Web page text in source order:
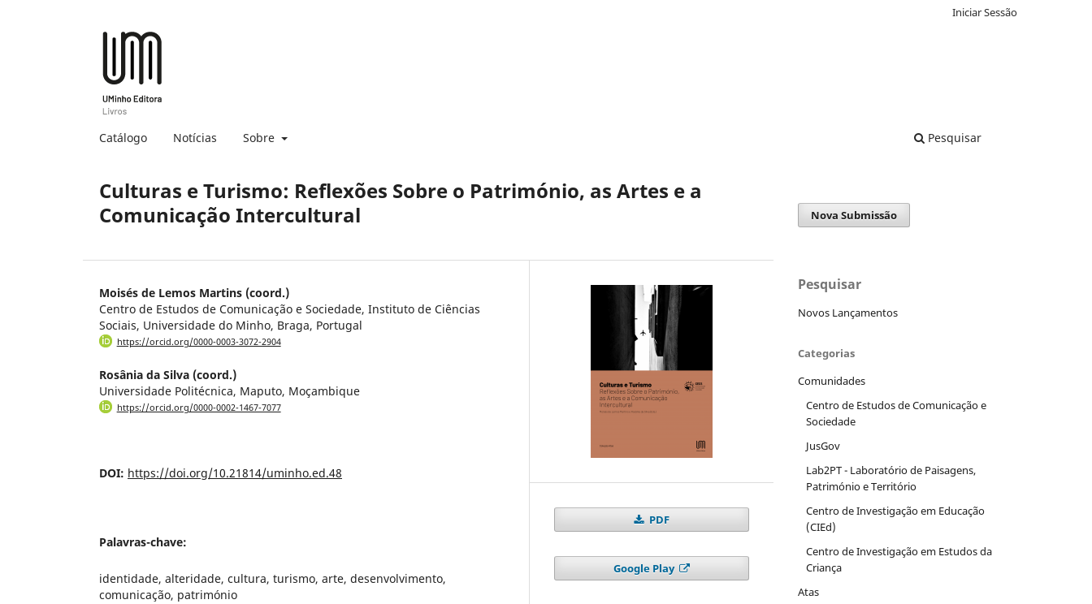
Catálogo Notícias Sobre Pesquisar
Iniciar Sessão
Culturas e Turismo: Reflexões Sobre o Património, as Artes e a
Comunicação Intercultural
Moisés de Lemos Martins (coord.)
Centro de Estudos de Comunicação e Sociedade, Instituto de Ciências
Sociais, Universidade do Minho, Braga, Portugal
https://orcid.org/0000-0003-3072-2904
Rosânia da Silva (coord.)
Universidade Politécnica, Maputo, Moçambique
https://orcid.org/0000-0002-1467-7077
DOI: https://doi.org/10.21814/uminho.ed.48
Palavras-chave:
identidade, alteridade, cultura, turismo, arte, desenvolvimento,
comunicação, património
PDF
Google Play
Nova Submissão
Pesquisar
Novos Lançamentos
Categorias
Comunidades
Centro de Estudos de Comunicação e
Sociedade
JusGov
Lab2PT - Laboratório de Paisagens,
Património e Território
Centro de Investigação em Educação
(CIEd)
Centro de Investigação em Estudos da
Criança
Atas